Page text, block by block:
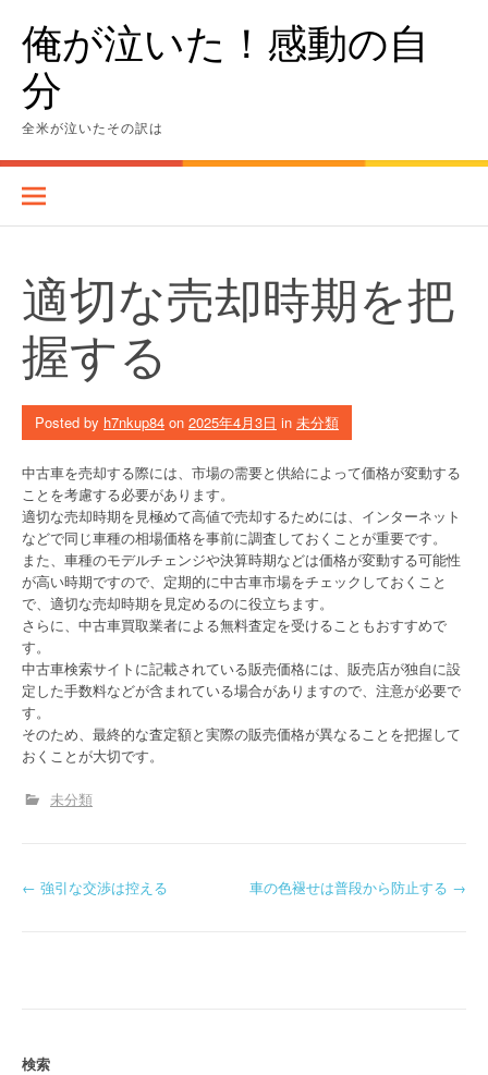
content俺が泣いた！感動の自
分
全米が泣いたその訳は
適切な売却時期を把
握する
Posted by h7nkup84 on 2025年4月3日 in 未分類
中古車を売却する際には、市場の需要と供給によって価格が変動する
ことを考慮する必要があります。
適切な売却時期を見極めて高値で売却するためには、インターネット
などで同じ車種の相場価格を事前に調査しておくことが重要です。
また、車種のモデルチェンジや決算時期などは価格が変動する可能性
が高い時期ですので、定期的に中古車市場をチェックしておくこと
で、適切な売却時期を見定めるのに役立ちます。
さらに、中古車買取業者による無料査定を受けることもおすすめで
す。
中古車検索サイトに記載されている販売価格には、販売店が独自に設
定した手数料などが含まれている場合がありますので、注意が必要で
す。
そのため、最終的な査定額と実際の販売価格が異なることを把握して
おくことが大切です。
未分類
P
n
← 強引な交渉は控える 車の色褪せは普段から防止する →
検索